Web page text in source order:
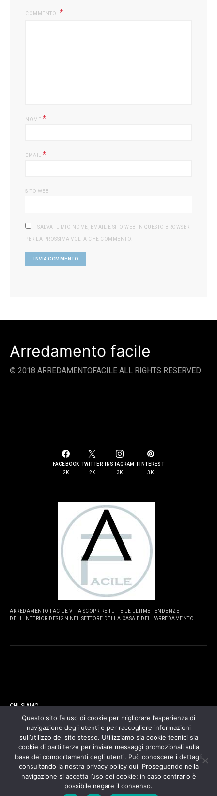
COMMENTO
NOME *
EMAIL *
SITO WEB
SALVA IL MIO NOME, EMAIL E SITO WEB IN QUESTO BROWSER
PER LA PROSSIMA VOLTA CHE COMMENTO.
Arredamento facile
© 2018 ARREDAMENTOFACILE ALL RIGHTS RESERVED.
FACEBOOK
2K
TWITTER
2K
INSTAGRAM
3K
PINTEREST
3K
ARREDAMENTO FACILE VI FA SCOPRIRE TUTTE LE ULTIME TENDENZE
DELL'INTERIOR DESIGN NEL SETTORE DELLA CASA E DELL'ARREDAMENTO.
CHI SIAMO
CONTATTI
COOKIES POLICY
PRIVACY POLICY
Questo sito fa uso di cookie per migliorare l’esperienza di
navigazione degli utenti e per raccogliere informazioni
sull’utilizzo del sito stesso. Utilizziamo sia cookie tecnici sia
cookie di parti terze per inviare messaggi promozionali sulla
base dei comportamenti degli utenti. Può conoscere i dettagli
consultando la nostra privacy policy qui. Proseguendo nella
navigazione si accetta l’uso dei cookie; in caso contrario è
possibile negare il consenso.